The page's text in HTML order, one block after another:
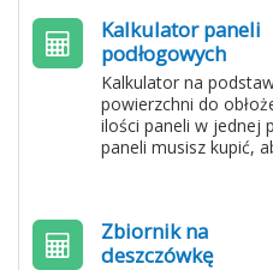
Kalkulator paneli
podłogowych
Kalkulator na
powierzchni do
ilości paneli w jednej
paneli musisz kupić,
Zbiornik na
deszczówkę